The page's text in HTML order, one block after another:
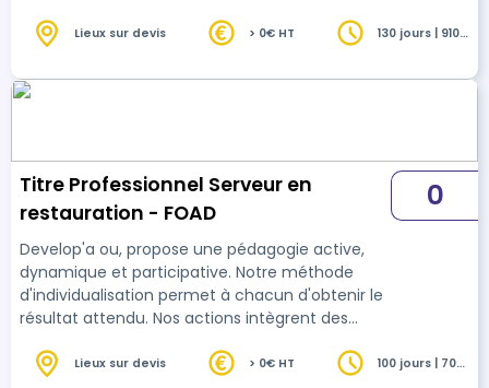
Lieux sur devis > 0€ HT
130 jours | 910
Titre Professionnel Serveur en
restauration - FOAD
Develop'a ou, propose une pédagogie active,
dynamique et participative. Notre méthode
d'individualisation permet à chacun d'obtenir le
résultat attendu. Nos actions intègrent des
le savoir acquis en centre.
0
Lieux sur devis > 0€ HT
100 jours | 700